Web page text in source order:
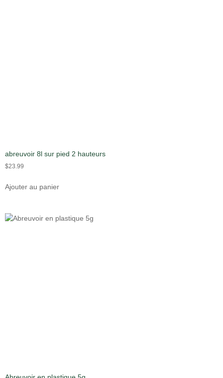
abreuvoir 8l sur pied 2 hauteurs
$23.99
Ajouter au panier